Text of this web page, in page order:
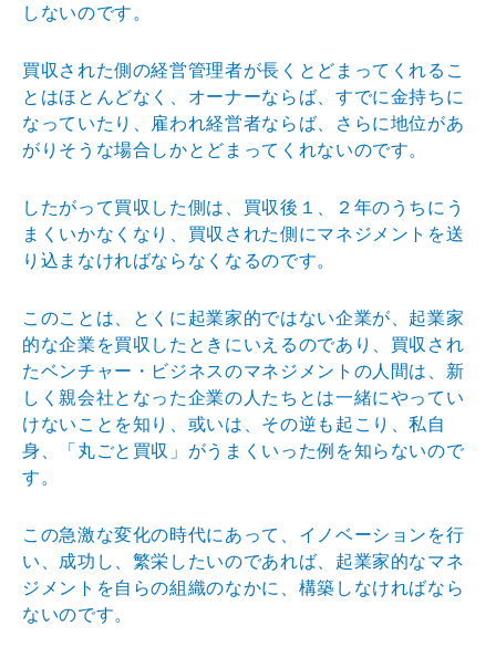
しないのです。
買収された側の経営管理者が長くとどまってくれるこ
とはほとんどなく、オーナーならば、すでに金持ちに
なっていたり、雇われ経営者ならば、さらに地位があ
がりそうな場合しかとどまってくれないのです。
したがって買収した側は、買収後１、２年のうちにう
まくいかなくなり、買収された側にマネジメントを送
り込まなければならなくなるのです。
このことは、とくに起業家的ではない企業が、起業家
的な企業を買収したときにいえるのであり、買収され
たベンチャー・ビジネスのマネジメントの人間は、新
しく親会社となった企業の人たちとは一緒にやってい
けないことを知り、或いは、その逆も起こり、私自
身、「丸ごと買収」がうまくいった例を知らないので
す。
この急激な変化の時代にあって、イノベーションを行
い、成功し、繁栄したいのであれば、起業家的なマネ
ジメントを自らの組織のなかに、構築しなければなら
ないのです。